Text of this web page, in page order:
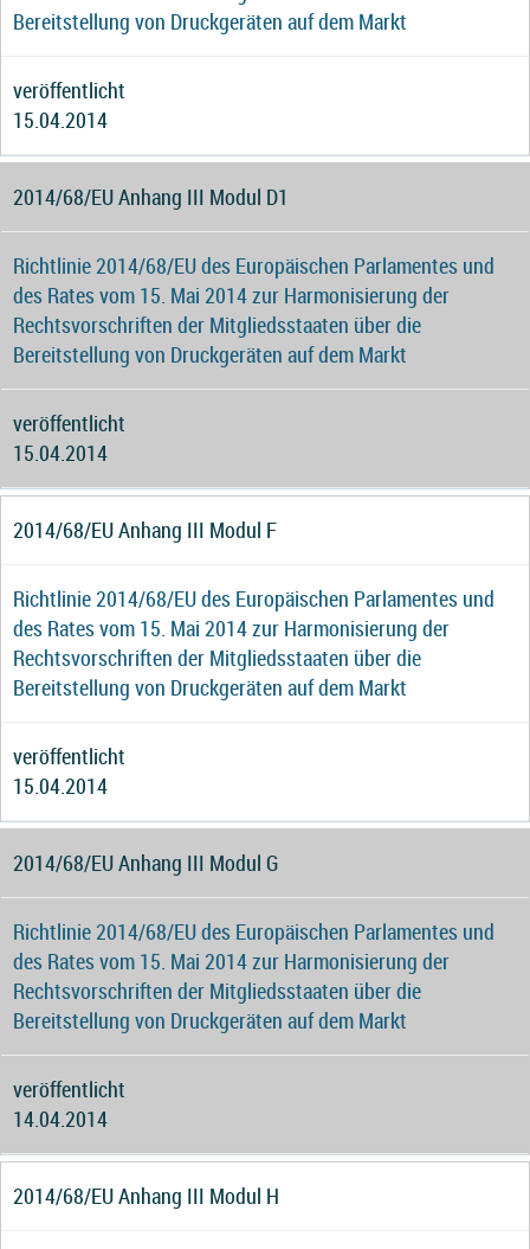
Bereitstellung von Druckgeräten auf dem Markt
veröffentlicht
15.04.2014
2014/68/EU Anhang III Modul D1
Richtlinie 2014/68/EU des Europäischen Parlamentes und
des Rates vom 15. Mai 2014 zur Harmonisierung der
Rechtsvorschriften der Mitgliedsstaaten über die
Bereitstellung von Druckgeräten auf dem Markt
veröffentlicht
15.04.2014
2014/68/EU Anhang III Modul F
Richtlinie 2014/68/EU des Europäischen Parlamentes und
des Rates vom 15. Mai 2014 zur Harmonisierung der
Rechtsvorschriften der Mitgliedsstaaten über die
Bereitstellung von Druckgeräten auf dem Markt
veröffentlicht
15.04.2014
2014/68/EU Anhang III Modul G
Richtlinie 2014/68/EU des Europäischen Parlamentes und
des Rates vom 15. Mai 2014 zur Harmonisierung der
Rechtsvorschriften der Mitgliedsstaaten über die
Bereitstellung von Druckgeräten auf dem Markt
veröffentlicht
14.04.2014
2014/68/EU Anhang III Modul H